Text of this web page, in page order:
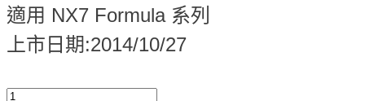
適用 NX7 Formula 系列
上市日期:2014/10/27